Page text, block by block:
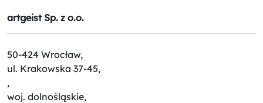
artgeist Sp. z o.o.
50-424 Wrocław,
ul. Krakowska 37-45,
,
woj. dolnośląskie,